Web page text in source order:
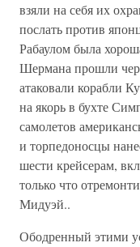
взяли на себя их
послать против
Рабаулом была
Шермана прошли
атаковали корабли
на якорь в бухте
самолетов
и торпедоносцы
шести крейсерам,
только что
Мидуэй..
Ободренный этими